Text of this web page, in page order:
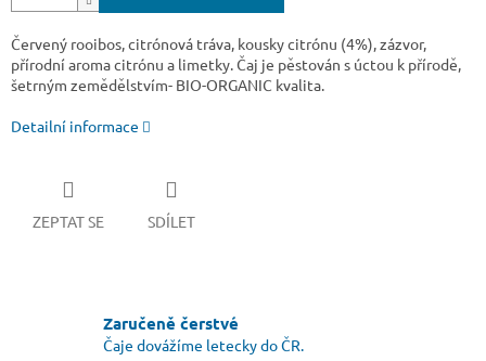
Červený rooibos, citrónová tráva, kousky citrónu (4%), zázvor,
přírodní aroma citrónu a limetky. Čaj je pěstován s úctou k přírodě,
šetrným zemědělstvím- BIO-ORGANIC kvalita.
Detailní informace
ZEPTAT SE SDÍLET
Zaručeně čerstvé
Čaje dovážíme letecky do ČR.